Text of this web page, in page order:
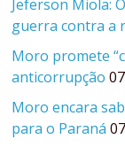
Jeferson Miola:
guerra contra a
Moro promete
anticorrupção
Moro encara
para o Paraná